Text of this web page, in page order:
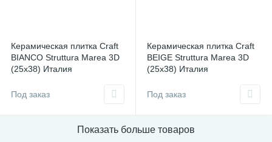
Керамическая плитка Craft
BIANCO Struttura Marea 3D
(25х38) Италия
Под заказ
Керамическая плитка Craft
BEIGE Struttura Marea 3D
(25х38) Италия
Под заказ
Показать больше товаров